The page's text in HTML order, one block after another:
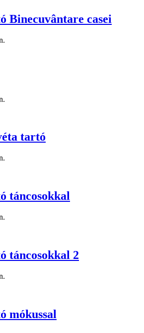
Binecuvântare casei
tartó
táncosokkal
táncosokkal 2
mókussal